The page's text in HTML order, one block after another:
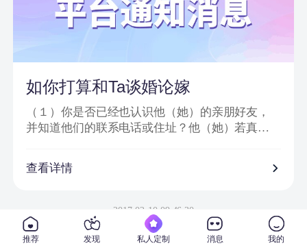
录一个钓鱼网站进行汇款；
4、虚假信息为避免系统筛查及一般由大量符号或
如你打算和Ta谈婚论嫁
（１）你是否已经也认识他（她）的亲朋好友，
并知道他们的联系电话或住址？他（她）若真心
私人社交圈子。
信他（她）真的在那里从事着他（她）所说的工
作？
查看详情
2017-02-10 09:46:30
推荐 发现 私人定制 消息 我的